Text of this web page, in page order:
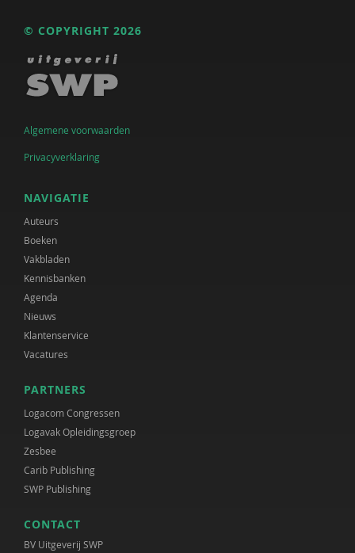
© COPYRIGHT 2026
Algemene voorwaarden
Privacyverklaring
NAVIGATIE
Auteurs
Boeken
Vakbladen
Kennisbanken
Agenda
Nieuws
Klantenservice
Vacatures
PARTNERS
Logacom Congressen
Logavak Opleidingsgroep
Zesbee
Carib Publishing
SWP Publishing
CONTACT
BV Uitgeverij SWP